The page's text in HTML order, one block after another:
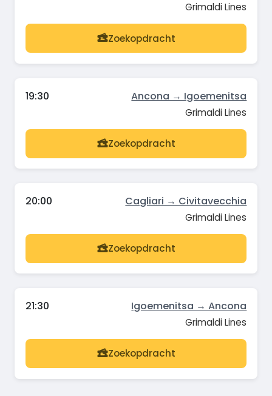
Grimaldi Lines
Zoekopdracht
19:30 Ancona → Igoemenitsa
Grimaldi Lines
Zoekopdracht
20:00 Cagliari → Civitavecchia
Grimaldi Lines
Zoekopdracht
21:30 Igoemenitsa → Ancona
Grimaldi Lines
Zoekopdracht